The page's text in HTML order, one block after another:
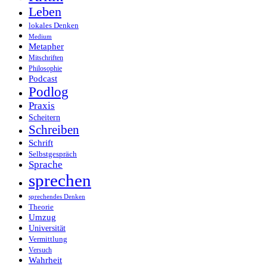
Leben
lokales Denken
Medium
Metapher
Mitschriften
Philosophie
Podcast
Podlog
Praxis
Scheitern
Schreiben
Schrift
Selbstgespräch
Sprache
sprechen
sprechendes Denken
Theorie
Umzug
Universität
Vermittlung
Versuch
Wahrheit